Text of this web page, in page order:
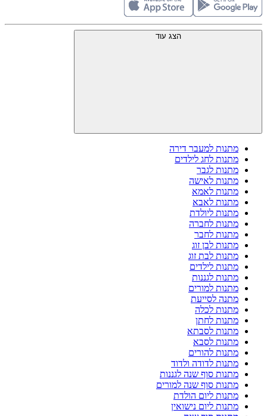
הצג עוד
מתנות למעבר דירה
מתנות לחג לילדים
מתנות לגבר
מתנות לאישה
מתנות לאמא
מתנות לאבא
מתנות ליולדת
מתנות לחברה
מתנות לחבר
מתנות לבן זוג
מתנות לבת זוג
מתנות לילדים
מתנות לגננות
מתנות למורים
מתנה לסייעת
מתנות לכלה
מתנות לחתן
מתנות לסבתא
מתנות לסבא
מתנות להורים
מתנות לדודה ולדוד
מתנות סוף שנה לגננות
מתנות סוף שנה למורים
מתנות ליום הולדת
מתנות ליום נישואין